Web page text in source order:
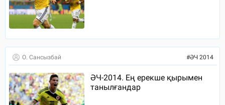
О. Сансызбай #ӘЧ 2014
ӘЧ-2014. Ең ерекше қырымен
танылғандар